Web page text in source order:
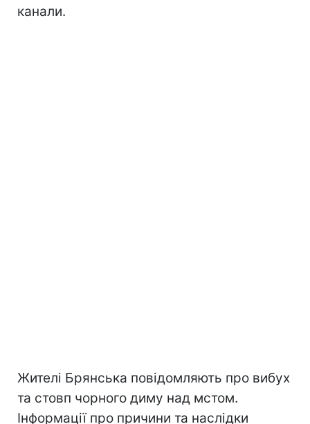
канали.
Жителі Брянська повідомляють про вибух
та стовп чорного диму над мстом.
Інформації про причини та наслідки